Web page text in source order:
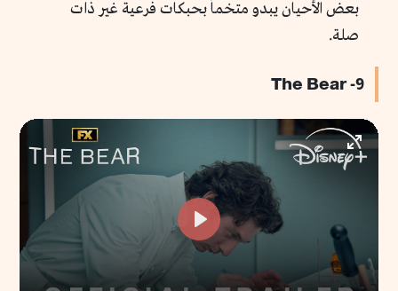
بعض الأحيان يبدو متخماً بحبكات فرعية غير ذات
صلة.
9- The Bear
Enter
Play